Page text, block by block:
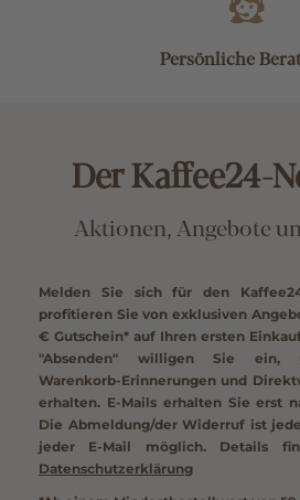
Persönliche
Der Kaffee24-
Aktionen, Angebote
Melden Sie sich für den
profitieren Sie von exklusiven
€ Gutschein* auf Ihren ersten
"Absenden" willigen Sie ein,
Warenkorb-Erinnerungen und
erhalten. E-Mails erhalten Sie erst
Die Abmeldung/der Widerruf ist
jeder E-Mail möglich. Details
Datenschutzerklärung